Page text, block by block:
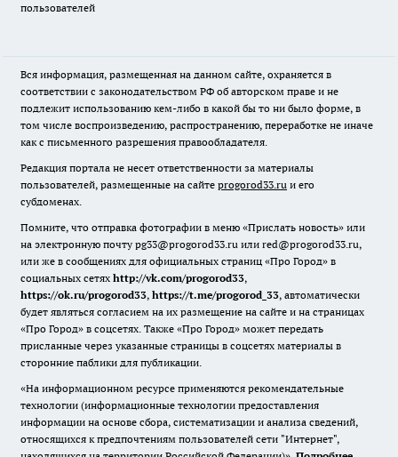
пользователей
Вся информация, размещенная на данном сайте, охраняется в
соответствии с законодательством РФ об авторском праве и не
подлежит использованию кем-либо в какой бы то ни было форме, в
том числе воспроизведению, распространению, переработке не иначе
как с письменного разрешения правообладателя.
Редакция портала не несет ответственности за материалы
пользователей, размещенные на сайте progorod33.ru и его
субдоменах.
Помните, что отправка фотографии в меню «Прислать новость» или
на электронную почту pg33@progorod33.ru или red@progorod33.ru,
или же в сообщениях для официальных страниц «Про Город» в
социальных сетях http://vk.com/progorod33,
https://ok.ru/progorod33, https://t.me/progorod_33, автоматически
будет являться согласием на их размещение на сайте и на страницах
«Про Город» в соцсетях. Также «Про Город» может передать
присланные через указанные страницы в соцсетях материалы в
сторонние паблики для публикации.
«На информационном ресурсе применяются рекомендательные
технологии (информационные технологии предоставления
информации на основе сбора, систематизации и анализа сведений,
относящихся к предпочтениям пользователей сети "Интернет",